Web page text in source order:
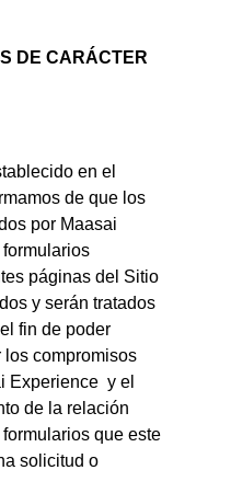
DE CARÁCTER
en el
de que los
por Maasai
páginas del Sitio
y serán tratados
fin de poder
los compromisos
Experience  y el
de la relación
que este
solicitud o